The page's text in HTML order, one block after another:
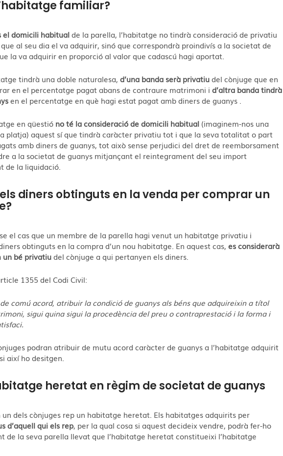
familiar?
el domicili habitualde la parella, l’habitatge no tindrà consideració de privatiu
al seu dia el va adquirir, sinó que correspondrà proindivís a la societat de
la va adquirir en proporció al valor que cadascú hagi aportat.
tindrà una doble naturalesa,d’una banda serà privatiudel cònjuge que en
en el percentatge pagat abans de contraure matrimoni id’altra banda tindrà
en el percentatge en què hagi estat pagat amb diners de guanys .
en qüestió no té la consideració de domicili habitual (imaginem-nos una
platja) aquest sí que tindrà caràcter privatiu tot i que la seva totalitat o part
amb diners de guanys, tot això sense perjudici del dret de reemborsament
a la societat de guanys mitjançant el reintegrament del seu import
de la liquidació.
els diners obtinguts en la venda per comprar un
el cas que un membre de la parella hagi venut un habitatge privatiu i
obtinguts en la compra d’un nou habitatge. En aquest cas,es considerarà
un bé privatiudel cònjuge a qui pertanyen els diners.
1355 del Codi Civil:
comú acord, atribuir la condició de guanys als béns que adquireixin a títol
sigui quina sigui la procedència del preu o contraprestació i la forma i
podran atribuir de mutu acord caràcter de guanys a l’habitatge adquirit
així ho desitgen.
heretat en règim de societat de guanys
un dels cònjuges rep un habitatge heretat. Els habitatges adquirits per
d’aquell qui els rep, per la qual cosa si aquest decideix vendre, podrà fer-ho
de la seva parella llevat que l’habitatge heretat constitueixi l’habitatge